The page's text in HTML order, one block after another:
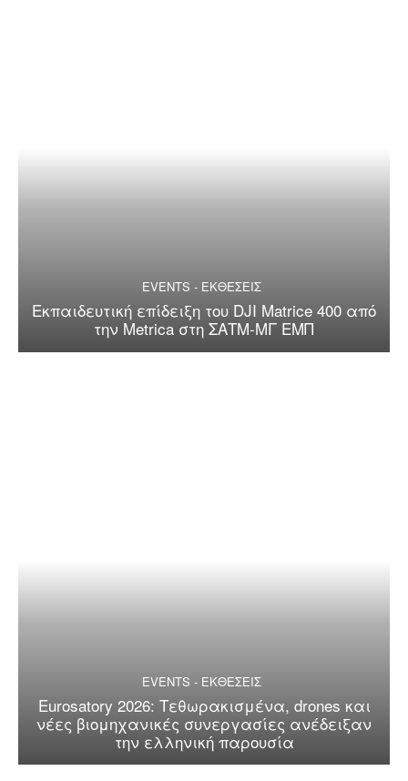
EVENTS - ΕΚΘΕΣΕΙΣ
Εκπαιδευτική επίδειξη του DJI Matrice 400 από
την Metrica στη ΣΑΤΜ-ΜΓ ΕΜΠ
EVENTS - ΕΚΘΕΣΕΙΣ
Eurosatory 2026: Τεθωρακισμένα, drones και
νέες βιομηχανικές συνεργασίες ανέδειξαν
την ελληνική παρουσία